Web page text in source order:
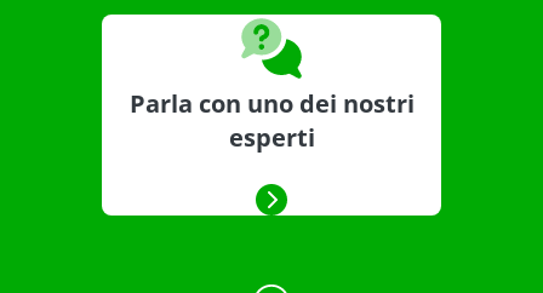
Parla con uno dei nostri
esperti